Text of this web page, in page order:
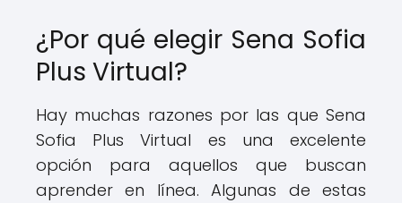
¿Por qué elegir Sena Sofia
Plus Virtual?
Hay muchas razones por las que Sena
Sofia Plus Virtual es una excelente
opción para aquellos que buscan
aprender en línea. Algunas de estas